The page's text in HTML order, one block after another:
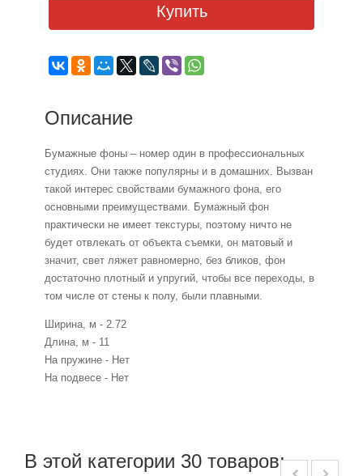
Купить
Описание
Бумажные фоны – номер один в профессиональных
студиях. Они также популярны и в домашних. Вызван
такой интерес свойствами бумажного фона, его
основными преимуществами. Бумажный фон
практически не имеет текстуры, поэтому ничто не
будет отвлекать от объекта съемки, он матовый и
значит, свет ляжет равномерно, без бликов, фон
достаточно плотный и упругий, чтобы все переходы, в
том числе от стены к полу, были плавными.
Ширина, м - 2.72
Длина, м - 11
На пружине - Нет
На подвесе - Нет
В этой категории 30 товаров: